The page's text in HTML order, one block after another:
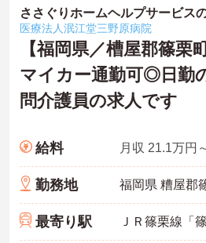
ささぐりホームヘルプサービス
医療法人泯江堂三野原病院
【福岡県／槽屋郡篠栗
マイカー通勤可◎日勤
問介護員の求人です
給料
勤務地
最寄り駅